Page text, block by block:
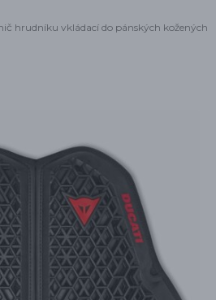
hrudníku vkládací do pánských kožených